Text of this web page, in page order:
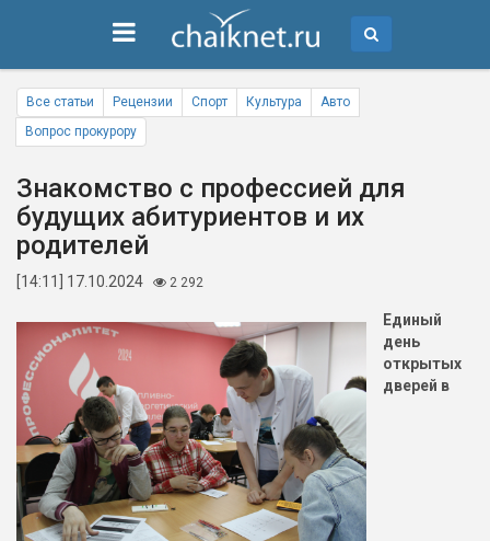
Все статьи Рецензии Спорт Культура
Авто
Вопрос прокурору
Знакомство с профессией для
будущих абитуриентов и их
родителей
[14:11] 17.10.2024 2 292
Единый
день
открытых
дверей в